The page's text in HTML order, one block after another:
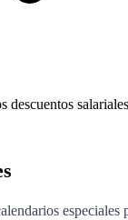
descuentos
especiales